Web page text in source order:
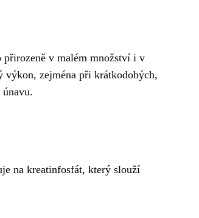
v malém množství i v
zejména při krátkodobých,
na kreatinfosfát, který slouží